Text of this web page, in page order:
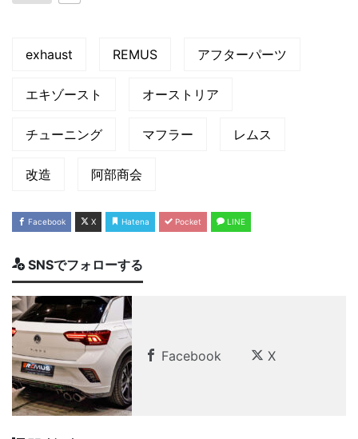
exhaust REMUS アフターパーツ
エキゾースト オーストリア
チューニング マフラー レムス
改造 阿部商会
Facebook X Hatena Pocket LINE
SNSでフォローする
Facebook X